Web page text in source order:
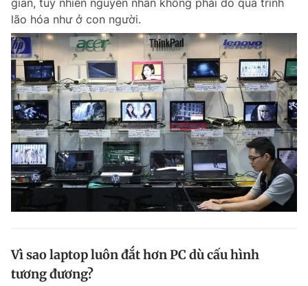
gian, tuy nhiên nguyên nhân không phải do quá trình
lão hóa như ở con người.
Vì sao laptop luôn đắt hơn PC dù cấu hình
tương đương?